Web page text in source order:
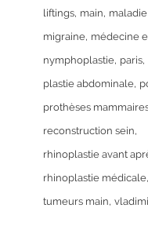
liftings main
migraine médecine
nymphoplastie paris
plastie abdominale
prothèses
reconstruction sein
rhinoplastie avant
rhinoplastie médicale
tumeurs main